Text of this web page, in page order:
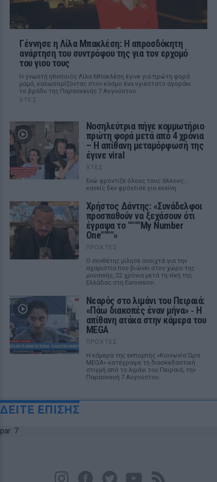
Γέννησε η Λίλα Μπακλέση: Η απροσδόκητη
ανάρτηση του συντρόφου της για τον ερχομό
του γιου τους
Η γνωστή ηθοποιός Λίλα Μπακλέση έγινε για πρώτη φορά
μαμά, καλωσορίζοντας στον κόσμο ένα υγιέστατο αγοράκι
το βράδυ της Παρασκευής 7 Αυγούστου.
ΧΤΕΣ
Νοσηλεύτρια πήγε κομμωτήριο
πρώτη φορά μετά από 4 χρόνια
– Η απίθανη μεταμόρφωσή της
έγινε viral
ΧΤΕΣ
Ενώ φρόντιζε όλους τους άλλους...
κανείς δεν φρόντισε για εκείνη
Χρήστος Δάντης: «Συνάδελφοι
προσπαθούν να ξεχάσουν ότι
έγραψα το """"My Number
One""""»
ΠΡΟΧΤΈΣ
Ο συνθέτης μίλησε ανοιχτά για την
αχαριστία που βιώνει στον χώρο της
μουσικής, 22 χρόνια μετά τη νίκη της
Ελλάδας στη Eurovision.
Νεαρός στο λιμάνι του Πειραιά:
«Πάω διακοπές έναν μήνα» ‑ Η
απίθανη ατάκα στην κάμερα του
MEGA
ΠΡΟΧΤΈΣ
Η κάμερα της εκπομπής «Κοινωνία Ώρα
MEGA» κατέγραψε τη διασκεδαστική
στιγμή από το λιμάνι του Πειραιά, την
Παρασκευή 7 Αυγούστου.
ΔΕΙΤΕ ΕΠΙΣΗΣ
par: 7